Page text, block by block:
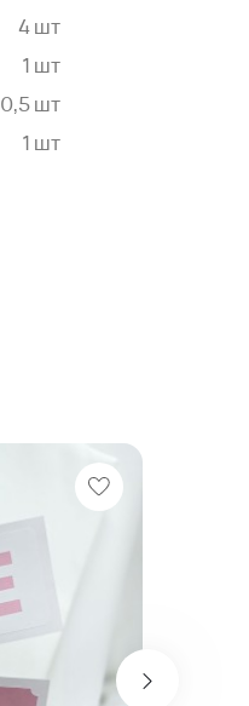
4 шт
1 шт
0,5 шт
1 шт